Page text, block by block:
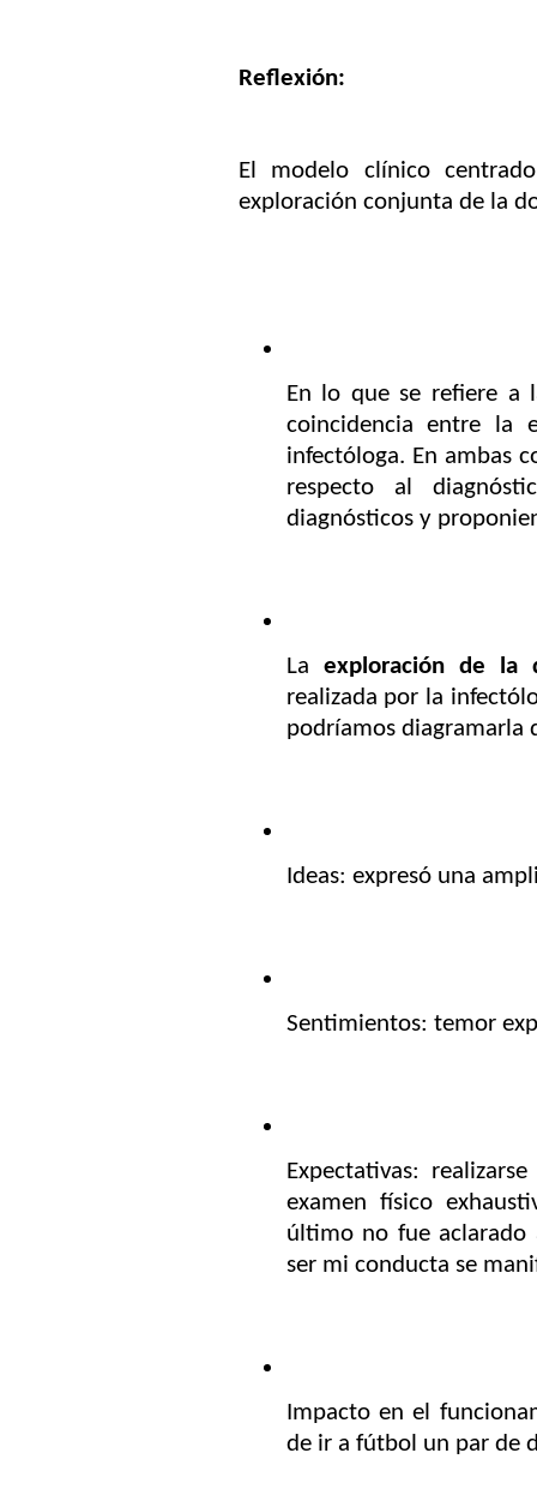
Reflexión:
El modelo clínico
exploración conjunta de la
En lo que se refiere a
coincidencia entre la
infectóloga. En ambas
respecto al
diagnósticos y
La exploración de la
realizada por la
podríamos diagramarla
Ideas: expresó una
Sentimientos: temor
Expectativas:
examen físico
último no fue
ser mi conducta se
Impacto en el
de ir a fútbol un par de